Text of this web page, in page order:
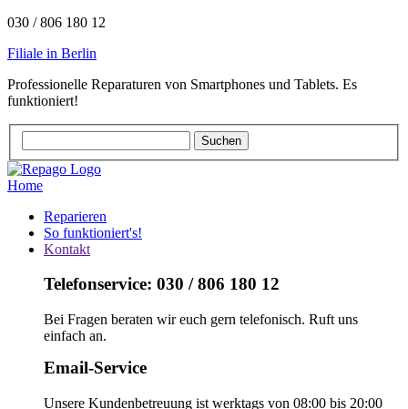
030 / 806 180 12
Filiale in Berlin
Professionelle Reparaturen von Smartphones und Tablets. Es
funktioniert!
Home
Reparieren
So funktioniert's!
Kontakt
Telefonservice: 030 / 806 180 12
Bei Fragen beraten wir euch gern telefonisch. Ruft uns
einfach an.
Email-Service
Unsere Kundenbetreuung ist werktags von 08:00 bis 20:00